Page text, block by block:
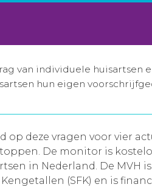
van individuele huisartsen
hun eigen
deze vragen voor vier
De monitor is
in Nederland. De MVH
(SFK) en is